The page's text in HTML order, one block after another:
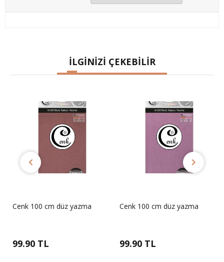
İLGİNİZİ ÇEKEBİLİR
Cenk 100 cm düz yazma
99.90 TL
Cenk 100 cm düz yazma
99.90 TL